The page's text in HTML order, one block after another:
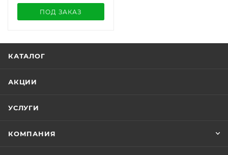
ПОД ЗАКАЗ
КАТАЛОГ
АКЦИИ
УСЛУГИ
КОМПАНИЯ